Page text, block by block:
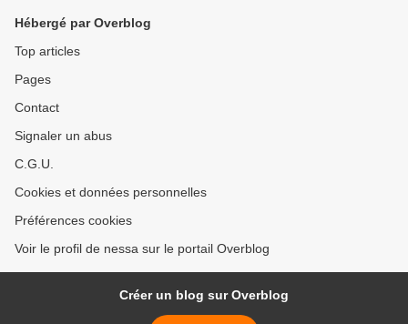
Hébergé par Overblog
Top articles
Pages
Contact
Signaler un abus
C.G.U.
Cookies et données personnelles
Préférences cookies
Voir le profil de nessa sur le portail Overblog
Créer un blog sur Overblog